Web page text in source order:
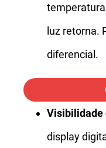
luz retorna.
diferencial.
Visibilidade
display